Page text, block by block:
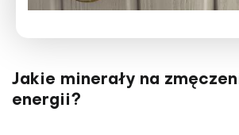
Jakie minerały na
energii?